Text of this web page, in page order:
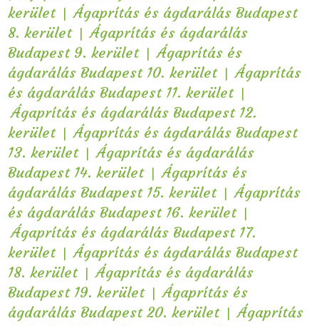
kerület | Ágaprítás és ágdarálás Budapest
8. kerület | Ágaprítás és ágdarálás
Budapest 9. kerület | Ágaprítás és
ágdarálás Budapest 10. kerület | Ágaprítás
és ágdarálás Budapest 11. kerület |
Ágaprítás és ágdarálás Budapest 12.
kerület | Ágaprítás és ágdarálás Budapest
13. kerület | Ágaprítás és ágdarálás
Budapest 14. kerület | Ágaprítás és
ágdarálás Budapest 15. kerület | Ágaprítás
és ágdarálás Budapest 16. kerület |
Ágaprítás és ágdarálás Budapest 17.
kerület | Ágaprítás és ágdarálás Budapest
18. kerület | Ágaprítás és ágdarálás
Budapest 19. kerület | Ágaprítás és
ágdarálás Budapest 20. kerület | Ágaprítás